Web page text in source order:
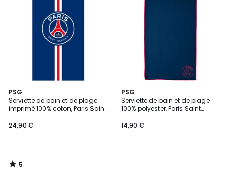
PSG
Serviette de bain et de plage
imprimé 100% coton, Paris Saint
24,90 €
5
/
5
5
/
PSG
Serviette de bain et de plage
100% polyester, Paris Saint
14,90 €